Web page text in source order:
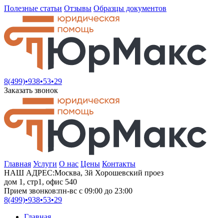
Полезные статьи Отзывы Образцы документов
8(499)•938•53•29
Заказать звонок
Главная Услуги О нас Цены Контакты
НАШ АДРЕС:Москва, 3й Хорошевский проез
дом 1, стр1, офис 540
Прием звонков:пн-вс с 09:00 до 23:00
8(499)•938•53•29